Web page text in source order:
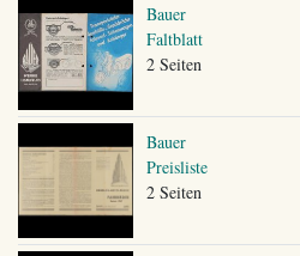
Bauer
Faltblatt
2 Seiten
Bauer
Preisliste
2 Seiten